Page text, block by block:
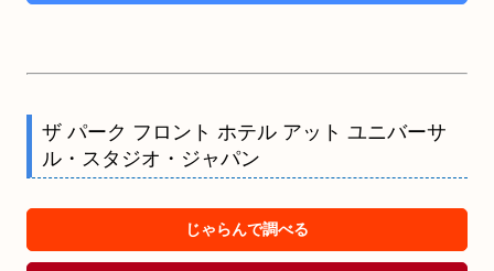
ザ パーク フロント ホテル アット ユニバーサ
ル・スタジオ・ジャパン
じゃらんで調べる